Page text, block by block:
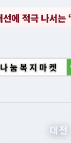
되겠다” 이명수
대